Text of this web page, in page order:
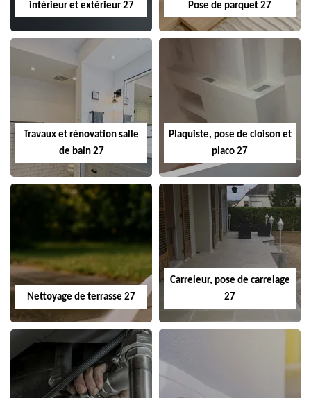
intérieur et extérieur 27
Pose de parquet 27
Travaux et rénovation salle
de bain 27
Plaquiste, pose de cloison et
placo 27
Nettoyage de terrasse 27
Carreleur, pose de carrelage
27